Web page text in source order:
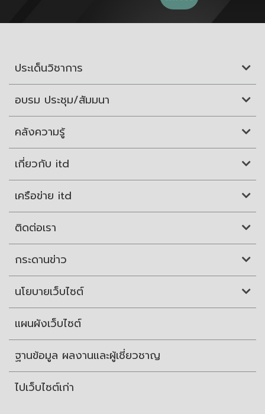
ประเด็นวิชาการ
อบรม ประชุม/สัมมนา
คลังความรู้
เกี่ยวกับ itd
เครือข่าย itd
ติดต่อเรา
กระดานข่าว
นโยบายเว็บไซต์
แผนผังเว็บไซต์
ฐานข้อมูล ผลงานและผู้เชี่ยวชาญ
ไปเว็บไซต์เก่า